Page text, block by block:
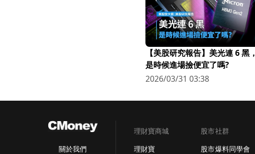
【美股研究報告】美光連 6 黑，
是時候進場撿便宜了嗎?
2026/03/31 03:38
關於我們
理財寶商城
理財寶
股市社群
股市爆料同學會